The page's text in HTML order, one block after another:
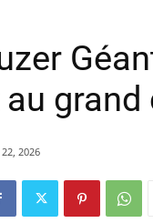
2026